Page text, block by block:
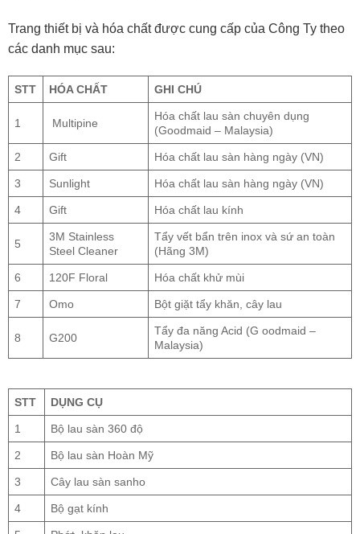
Trang thiết bị và hóa chất được cung cấp của Công Ty theo
các danh mục sau:
STT HÓA CHẤT GHI CHÚ
1 Multipine
Hóa chất lau sàn chuyên dụng
(Goodmaid – Malaysia)
2 Gift Hóa chất lau sàn hàng ngày (VN)
3 Sunlight Hóa chất lau sàn hàng ngày (VN)
4 Gift Hóa chất lau kính
5
3M Stainless
Steel Cleaner
Tẩy vết bẩn trên inox và sứ an toàn
(Hãng 3M)
6 120F Floral Hóa chất khử mùi
7 Omo Bột giặt tẩy khăn, cây lau
8 G200
Tẩy đa năng Acid (G oodmaid –
Malaysia)
STT DỤNG CỤ
1 Bộ lau sàn 360 độ
2 Bộ lau sàn Hoàn Mỹ
3 Cây lau sàn sanho
4 Bộ gạt kính